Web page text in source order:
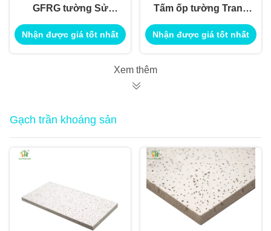
GFRG tường Sử
dụng trang trí nội thất
ngoại thất để sử dụng
Nhận được giá tốt nhất
Tấm ốp tường Trang
trí nội ngoại thất Sử
dụng cho Ứng dụng
Nhận được giá tốt nhất
Xem thêm
Gạch trần khoáng sản